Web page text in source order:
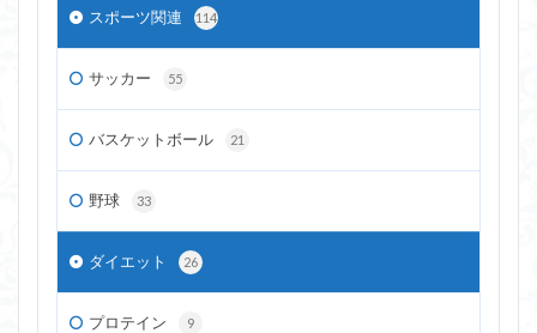
スポーツ関連 114
サッカー 55
バスケットボール 21
野球 33
ダイエット 26
プロテイン 9